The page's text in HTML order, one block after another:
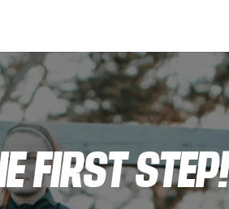
FIRST STEP!